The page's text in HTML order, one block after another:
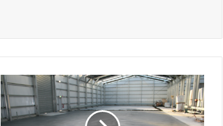
Cerere
de
oferta
pentru